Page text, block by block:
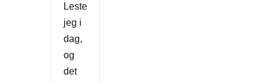
Leste
jeg i
dag,
og
det